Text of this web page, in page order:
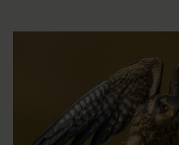
Workshop
Quantité